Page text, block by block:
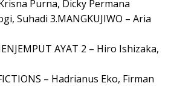
Purna, Dicky Permana
Suhadi 3.MANGKUJIWO – Aria
AYAT 2 – Hiro Ishizaka,
– Hadrianus Eko, Firman